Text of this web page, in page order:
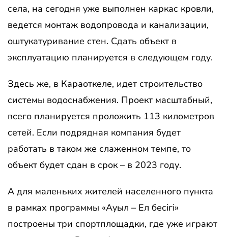
села, на сегодня уже выполнен каркас кровли,
ведется монтаж водопровода и канализации,
оштукатуривание стен. Сдать объект в
эксплуатацию планируется в следующем году.
Здесь же, в Караоткеле, идет строительство
системы водоснабжения. Проект масштабный,
всего планируется проложить 113 километров
сетей. Если подрядная компания будет
работать в таком же слаженном темпе, то
объект будет сдан в срок – в 2023 году.
А для маленьких жителей населенного пункта
в рамках программы «Ауыл – Ел бесігі»
построены три спортплощадки, где уже играют